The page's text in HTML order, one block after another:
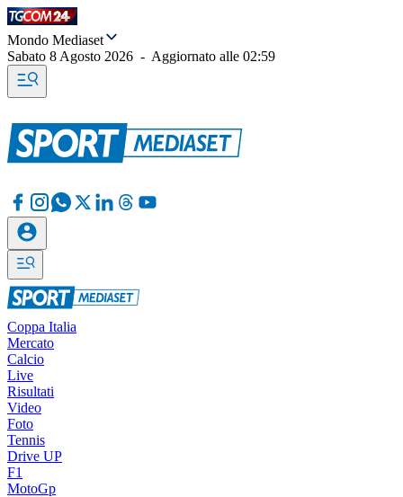
Mondo Mediaset
Sabato 8 Agosto 2026 - Aggiornato alle 02:59
Coppa Italia
Mercato
Calcio
Live
Risultati
Video
Foto
Tennis
Drive UP
F1
MotoGp